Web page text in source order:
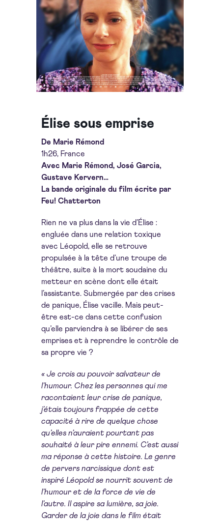
Élise sous emprise
De Marie Rémond
1h26, France
Avec Marie Rémond, José Garcia,
Gustave Kervern…
La bande originale du film écrite par
Feu! Chatterton
Rien ne va plus dans la vie d’Élise :
engluée dans une relation toxique
avec Léopold, elle se retrouve
propulsée à la tête d’une troupe de
théâtre, suite à la mort soudaine du
metteur en scène dont elle était
l’assistante. Submergée par des crises
de panique, Élise vacille. Mais peut-
être est-ce dans cette confusion
qu’elle parviendra à se libérer de ses
emprises et à reprendre le contrôle de
sa propre vie ?
« Je crois au pouvoir salvateur de
l’humour. Chez les personnes qui me
racontaient leur crise de panique,
j’étais toujours frappée de cette
capacité à rire de quelque chose
qu’elles n’auraient pourtant pas
souhaité à leur pire ennemi. C’est aussi
ma réponse à cette histoire. Le genre
de pervers narcissique dont est
inspiré Léopold se nourrit souvent de
l’humour et de la force de vie de
l’autre. Ilaspire sa lumière, sa joie.
Garder de la joie dans le film était